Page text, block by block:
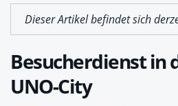
Dieser Artikel befindet sich
Besucherdienst in
UNO-City